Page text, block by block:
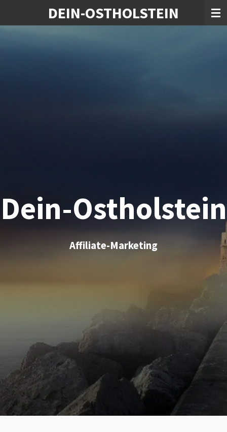
Hauptinhalt
DEIN-OSTHOLSTEIN
Dein-Ostholstein
Affiliate-Marketing